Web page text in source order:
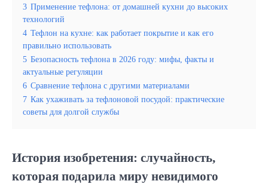
3 Применение тефлона: от домашней кухни до высоких
технологий
4 Тефлон на кухне: как работает покрытие и как его
правильно использовать
5 Безопасность тефлона в 2026 году: мифы, факты и
актуальные регуляции
6 Сравнение тефлона с другими материалами
7 Как ухаживать за тефлоновой посудой: практические
советы для долгой службы
История изобретения: случайность,
которая подарила миру невидимого